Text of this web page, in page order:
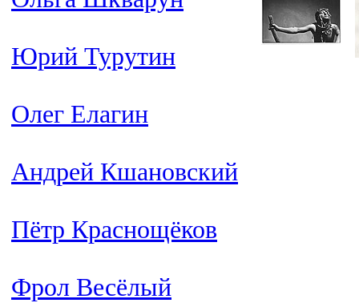
Юрий Турутин
Олег Елагин
Андрей Кшановский
Пётр Краснощёков
Фрол Весёлый